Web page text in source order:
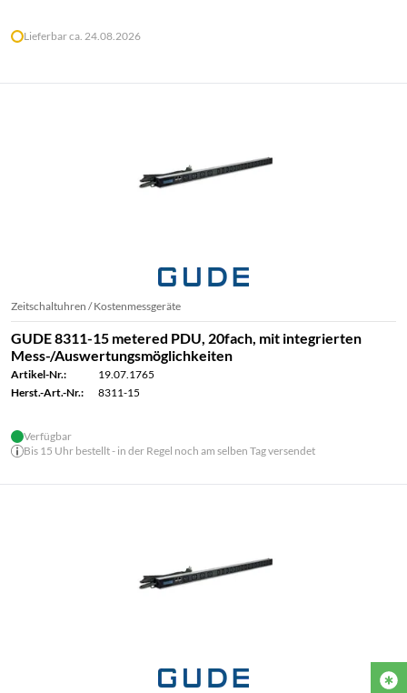
Lieferbar ca. 24.08.2026
Zeitschaltuhren / Kostenmessgeräte
GUDE 8311-15 metered PDU, 20fach, mit integrierten
Mess-/Auswertungsmöglichkeiten
Artikel-Nr.:
19.07.1765
Herst.-Art.-Nr.:
8311-15
Verfügbar
Bis 15 Uhr bestellt - in der Regel noch am selben Tag versendet